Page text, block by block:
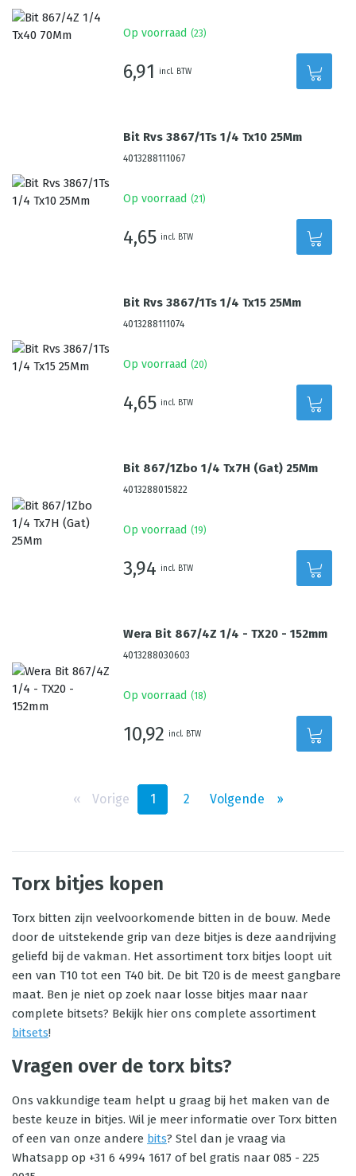
Op voorraad (23)
6,91 incl. BTW
Bit Rvs 3867/1Ts 1/4 Tx10 25Mm
4013288111067
Op voorraad (21 )
4,65 incl. BTW
Bit Rvs 3867/1Ts 1/4 Tx15 25Mm
4013288111074
Op voorraad (20)
4,65 incl. BTW
Bit 867/1Zbo 1/4 Tx7H (Gat) 25Mm
4013288015822
Op voorraad (19)
3,94 incl. BTW
Wera Bit 867/4Z 1/4 - TX20 - 152mm
4013288030603
Op voorraad (18)
10,92 incl. BTW
‹‹ Vorige 1 2 Volgende ››
Torx bitjes kopen
Torx bitten zijn veelvoorkomende bitten in de bouw. Mede
door de uitstekende grip van deze bitjes is deze aandrijving
geliefd bij de vakman. Het assortiment torx bitjes loopt uit
een van T10 tot een T40 bit. De bit T20 is de meest gangbare
maat. Ben je niet op zoek naar losse bitjes maar naar
complete bitsets? Bekijk hier ons complete assortiment
bitsets!
Vragen over de torx bits?
Ons vakkundige team helpt u graag bij het maken van de
beste keuze in bitjes. Wil je meer informatie over Torx bitten
of een van onze andere bits? Stel dan je vraag via
Whatsapp op +31 6 4994 1617 of bel gratis naar 085 - 225